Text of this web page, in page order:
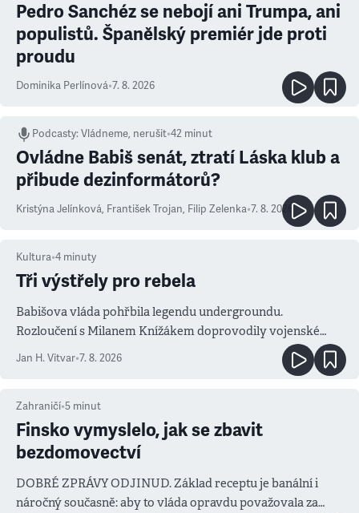
Pedro Sanchéz se nebojí ani Trumpa, ani
populistů. Španělský premiér jde proti
proudu
Dominika Perlínová•7. 8. 2026
Podcasty:Vládneme, nerušit•42 minut
Ovládne Babiš senát, ztratí Láska klub a
přibude dezinformátorů?
Kristýna Jelínková, František Trojan, Filip Zelenka•7. 8. 2026
Kultura•4 minuty
Tři výstřely pro rebela
Babišova vláda pohřbila legendu undergroundu.
Rozloučení s Milanem Knížákem doprovodily vojenské
salvy i kritika pokrokářů
Jan H. Vitvar•7. 8. 2026
Zahraničí•5 minut
Finsko vymyslelo, jak se zbavit
bezdomovectví
DOBRÉ ZPRÁVY ODJINUD. Základ receptu je banální i
náročný současně: aby to vláda opravdu považovala za